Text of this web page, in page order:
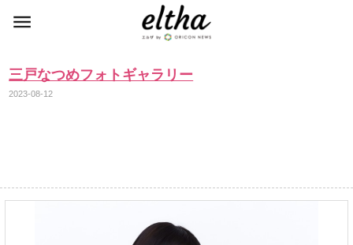
三戸なつめフォトギャラリー
2023-08-12